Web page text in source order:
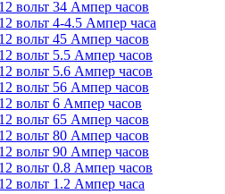
вольт 34 Ампер часов
вольт 4-4.5 Ампер часа
вольт 45 Ампер часов
вольт 5.5 Ампер часов
вольт 5.6 Ампер часов
вольт 56 Ампер часов
вольт 6 Ампер часов
вольт 65 Ампер часов
вольт 80 Ампер часов
вольт 90 Ампер часов
вольт 0.8 Ампер часов
вольт 1.2 Ампер часа